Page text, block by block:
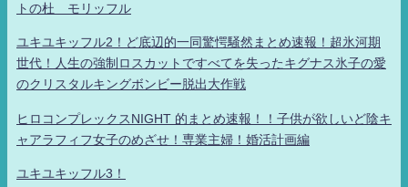
トの杜 モリッフル
ユキユキッフル2！ど底辺的一同驚愕騒然まとめ速報！超氷河期
世代！人生の強制ロスカットですべてを失ったキグナス氷子の愛
のクリスタルキングボンビー脱出大作戦
ヒロコンプレックスNIGHT 的まとめ速報！！子供が欲しいど陰キ
ャアラフィフ女子のめざせ！専業主婦！婚活計画編
ユキユキッフル3！